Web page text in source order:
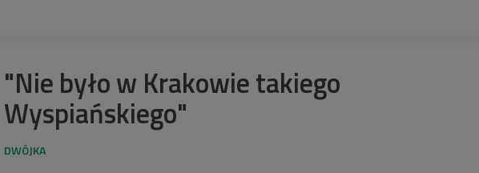
"Nie było w Krakowie takiego
Wyspiańskiego"